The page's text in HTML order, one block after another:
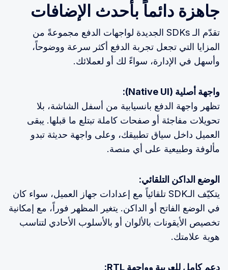
جاهزة دائماً بأحدث الإضافات
تقدّم الـ SDKs الجديدة لواجهات الدفع مجموعةً من
المزايا التي تجعل تجربة الدفع أكثر سرعة ووضوحاً،
وأسهل في الإدارة، سواءً لك أو لعملائك.
واجهة أصلية (Native UI):
تظهر واجهة الدفع بانسيابية من أسفل الشاشة، بلا
تحويلات مفاجئة أو صفحات كاملة تبتلع ما قبلها. يبقى
العميل داخل سياق تطبيقك، وعلى واجهة حديثة تبدو
مألوفة وطبيعية على أي منصة.
الوضع الداكن التلقائي:
يتكيّف الـSDK تلقائياً مع إعدادات جهاز العميل، سواء كان
في الوضع الفاتح أو الداكن. يتغير المظهر فوراً، مع إمكانية
تخصيص الأيقونات بالألوان أو بالأسلوب الأحادي لتناسب
هوية علامتك.
دعم كامل للعربية وواجهة RTL: